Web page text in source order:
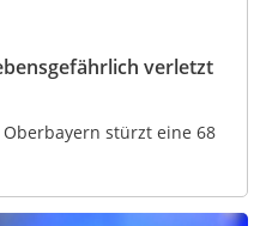
verletzt
stürzt eine 68